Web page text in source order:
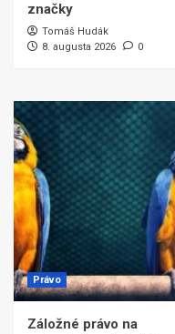
značky
Tomáš Hudák
8. augusta 2026
0
Právo
Záložné právo na